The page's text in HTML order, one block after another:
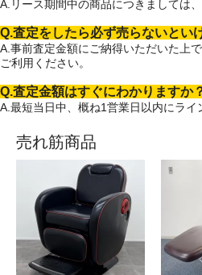
A.リース期間中の商品につきましては
Q.査定をしたら必ず売らないとい
A.事前査定金額にご納得いただいた上
ご利用ください。
Q.査定金額はすぐにわかりますか
A.最短当日中、概ね1営業日以内にライ
売れ筋商品